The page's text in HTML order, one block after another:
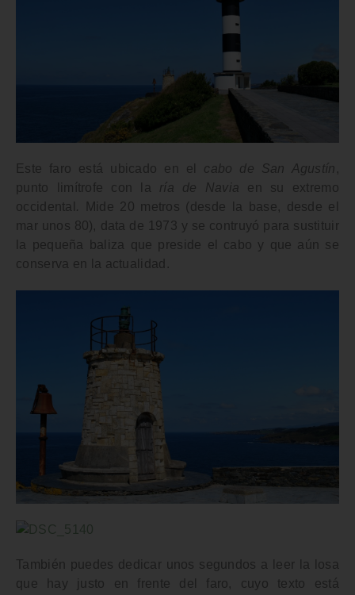
Este faro está ubicado en el cabo de San Agustín ,
punto limítrofe con la ría de Navia en su extremo
occidental .
Mide 20 metros (desde la base, desde el
mar unos 80), data de
1973 y se contruyó para sustituir
la pequeña baliza que preside el cabo y que aún se
conserva en la actualidad.
También puedes dedicar unos segundos a leer la losa
que hay justo en frente del faro, cuyo texto está